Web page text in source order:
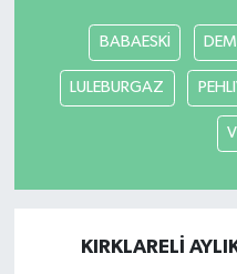
BABAESKİ
LULEBURGAZ
KIRKLARELİ